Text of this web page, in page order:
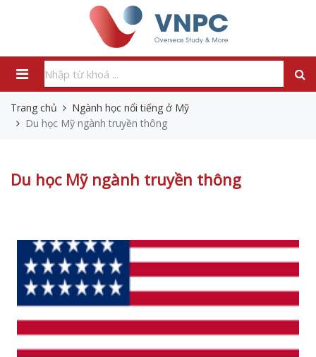
Trang chủ
Ngành học nổi tiếng ở Mỹ
Du học Mỹ ngành truyền thông
Du học Mỹ ngành truyền thông